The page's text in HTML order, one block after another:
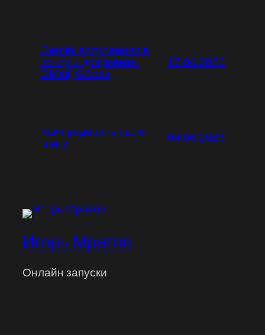
Gemini встроенная в
почту и документы
GMail, GDocs
17.06.2026
Как продавать свою
книгу
04.06.2026
Игорь Мратов
Онлайн запуски